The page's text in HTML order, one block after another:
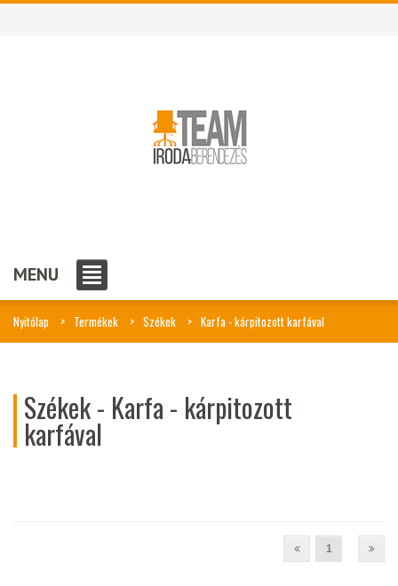
MENU
Nyitólap Termékek Székek Karfa - kárpitozott karfával
Székek - Karfa - kárpitozott
karfával
1